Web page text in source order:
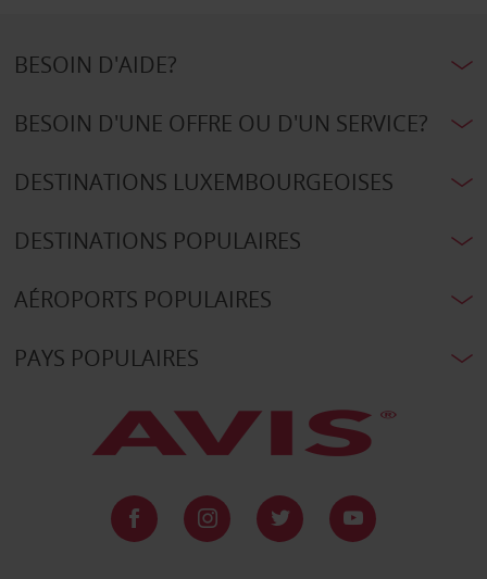
BESOIN D'AIDE?
BESOIN D'UNE OFFRE OU D'UN SERVICE?
DESTINATIONS LUXEMBOURGEOISES
DESTINATIONS POPULAIRES
AÉROPORTS POPULAIRES
PAYS POPULAIRES